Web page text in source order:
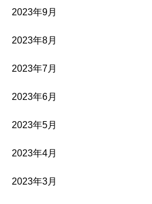
2023年9月
2023年8月
2023年7月
2023年6月
2023年5月
2023年4月
2023年3月